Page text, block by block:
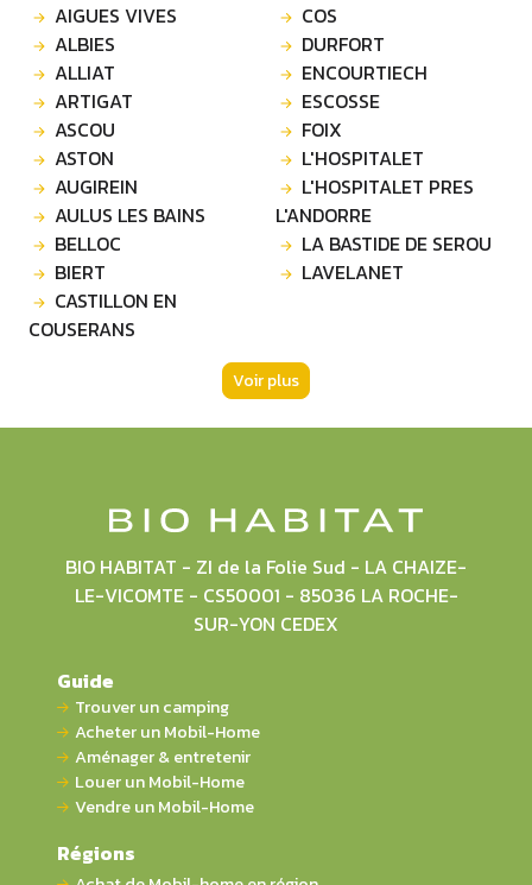
AIGUES VIVES
ALBIES
ALLIAT
ARTIGAT
ASCOU
ASTON
AUGIREIN
AULUS LES BAINS
BELLOC
BIERT
CASTILLON EN
COUSERANS
COS
DURFORT
ENCOURTIECH
ESCOSSE
FOIX
L'HOSPITALET
L'HOSPITALET PRES
L'ANDORRE
LA BASTIDE DE SEROU
LAVELANET
Voir plus
BIO HABITAT - ZI de la Folie Sud - LA CHAIZE-
LE-VICOMTE - CS50001 - 85036 LA ROCHE-
SUR-YON CEDEX
Guide
Trouver un camping
Acheter un Mobil-Home
Aménager & entretenir
Louer un Mobil-Home
Vendre un Mobil-Home
Régions